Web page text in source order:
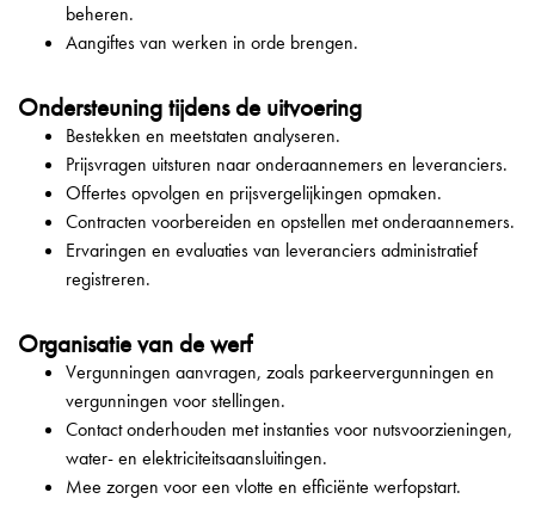
beheren.
Aangiftes van werken in orde brengen.
Ondersteuning tijdens de uitvoering
Bestekken en meetstaten analyseren.
Prijsvragen uitsturen naar onderaannemers en leveranciers.
Offertes opvolgen en prijsvergelijkingen opmaken.
Contracten voorbereiden en opstellen met onderaannemers.
Ervaringen en evaluaties van leveranciers administratief
registreren.
Organisatie van de werf
Vergunningen aanvragen, zoals parkeervergunningen en
vergunningen voor stellingen.
Contact onderhouden met instanties voor nutsvoorzieningen,
water- en elektriciteitsaansluitingen.
Mee zorgen voor een vlotte en efficiënte werfopstart.